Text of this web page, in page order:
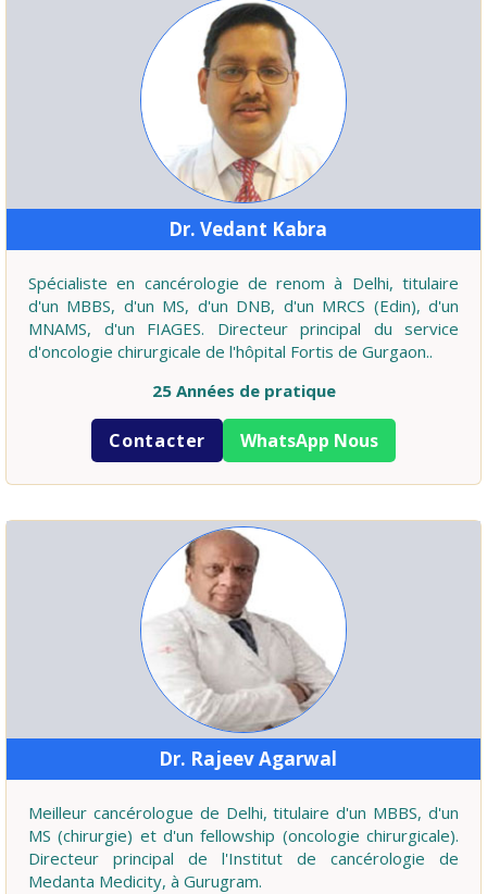
Dr. Vedant Kabra
Spécialiste en cancérologie de renom à Delhi, titulaire
d'un MBBS, d'un MS, d'un DNB, d'un MRCS (Edin), d'un
MNAMS, d'un FIAGES. Directeur principal du service
d'oncologie chirurgicale de l'hôpital Fortis de Gurgaon..
25 Années de pratique
Contacter WhatsApp Nous
Dr. Rajeev Agarwal
Meilleur cancérologue de Delhi, titulaire d'un MBBS, d'un
MS (chirurgie) et d'un fellowship (oncologie chirurgicale).
Directeur principal de l'Institut de cancérologie de
Medanta Medicity, à Gurugram.